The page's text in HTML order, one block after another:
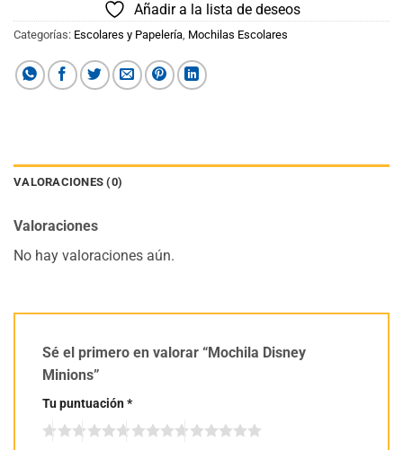
Añadir a la lista de deseos
Categorías: Escolares y Papelería, Mochilas Escolares
VALORACIONES (0)
Valoraciones
No hay valoraciones aún.
Sé el primero en valorar “Mochila Disney
Minions”
Tu puntuación*